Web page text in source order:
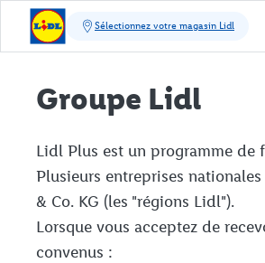
Groupe Lidl
Lidl Plus est un programme de
Plusieurs entreprises
& Co. KG (les "régions Lidl").
Lorsque vous acceptez de
convenus :